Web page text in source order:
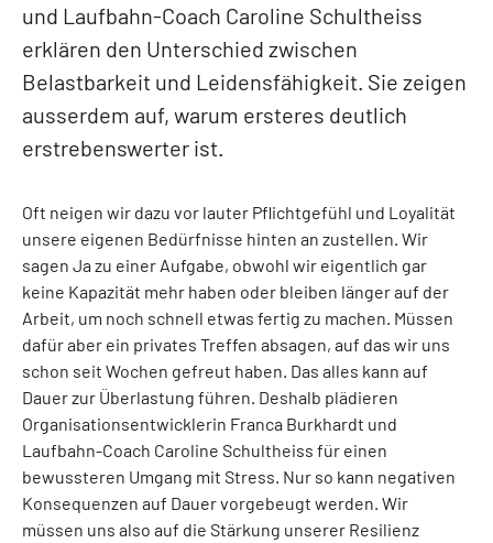
und Laufbahn-Coach Caroline Schultheiss
erklären den Unterschied zwischen
Belastbarkeit und Leidensfähigkeit. Sie zeigen
ausserdem auf, warum ersteres deutlich
erstrebenswerter ist.
Oft neigen wir dazu vor lauter Pflichtgefühl und Loyalität
unsere eigenen Bedürfnisse hinten an zustellen. Wir
sagen Ja zu einer Aufgabe, obwohl wir eigentlich gar
keine Kapazität mehr haben oder bleiben länger auf der
Arbeit, um noch schnell etwas fertig zu machen. Müssen
dafür aber ein privates Treffen absagen, auf das wir uns
schon seit Wochen gefreut haben. Das alles kann auf
Dauer zur Überlastung führen. Deshalb plädieren
Organisationsentwicklerin Franca Burkhardt und
Laufbahn-Coach Caroline Schultheiss für einen
bewussteren Umgang mit Stress. Nur so kann negativen
Konsequenzen auf Dauer vorgebeugt werden. Wir
müssen uns also auf die Stärkung unserer Resilienz